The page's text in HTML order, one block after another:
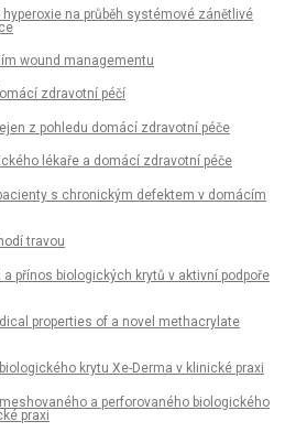
hyperoxie na průběh systémové zánětlivé
wound managementu
zdravotní péčí
z pohledu domácí zdravotní péče
lékaře a domácí zdravotní péče
s chronickým defektem v domácím
travou
a přínos biologických krytů v aktivní podpoře
properties of a novel methacrylate
krytu Xe-Derma v klinické praxi
a perforovaného biologického
praxi